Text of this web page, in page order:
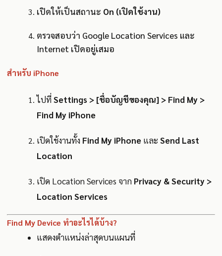
เปิดให้เป็นสถานะ On (เปิดใช้งาน)
ตรวจสอบว่า Google Location Services และ
Internet เปิดอยู่เสมอ
สำหรับ iPhone
ไปที่Settings > [ชื่อบัญชีของคุณ] > Find My >
Find My iPhone
เปิดใช้งานทั้ง Find My iPhone และ Send Last
Location
เปิด Location Services จาก Privacy & Security >
Location Services
Find My Device ทำอะไรได้บ้าง?
แสดงตำแหน่งล่าสุดบนแผนที่